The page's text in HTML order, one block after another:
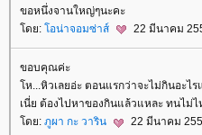
ขอหนึ่งจานใหญ่ๆนะคะ
ดย: อน่าจอมซ่าส์ 22 มีนาคม
ขอบคุณค่ะ
ห...หิวเลยอ่ะ ตอนแรกว่าจะไม่กินอะไ
เนี่ย ต้องไปหาของกินแล้วแหละ ทนไม่ไ
ดย: ภูผา กะ วาริน 22 มีนาคม